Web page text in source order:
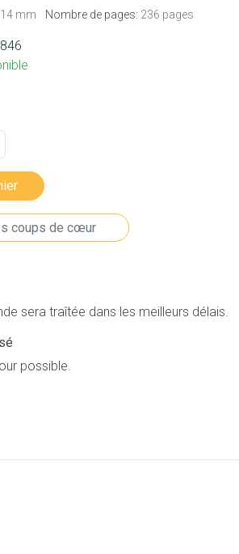
mm Nombre de pages: 236 pages
sera traîtée dans les meilleurs délais.
possible.